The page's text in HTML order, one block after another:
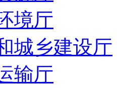
境厅
城乡建设厅
输厅